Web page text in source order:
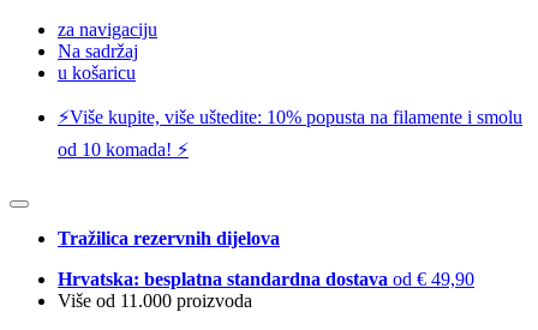
za navigaciju
Na sadržaj
u košaricu
⚡️Više kupite, više uštedite: 10% popusta na filamente i smolu
od 10 komada! ⚡️
Tražilica rezervnih dijelova
Hrvatska: besplatna standardna dostava od € 49,90
Više od 11.000 proizvoda